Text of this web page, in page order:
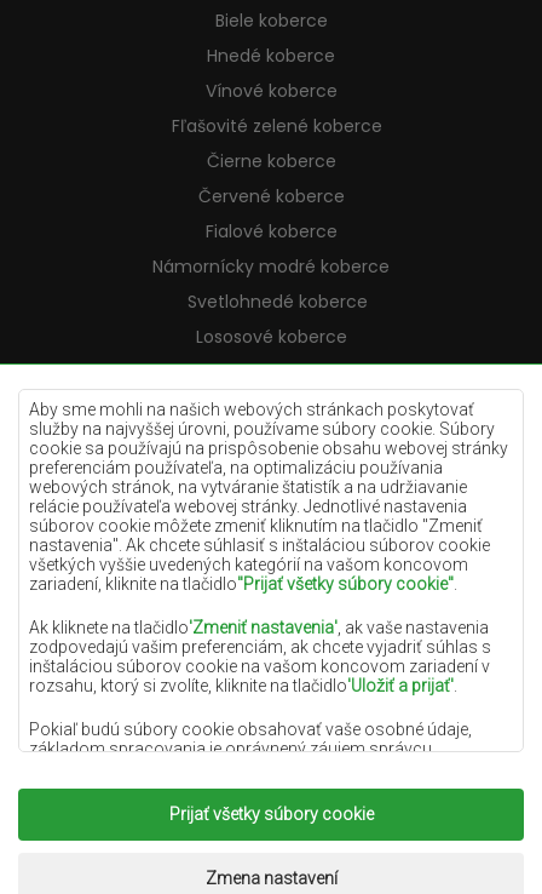
Aby sme mohli na našich webových stránkach poskytovať
služby na najvyššej úrovni, používame súbory cookie. Súbory
cookie sa používajú na prispôsobenie obsahu webovej stránky
preferenciám používateľa, na optimalizáciu používania
webových stránok, na vytváranie štatistík a na udržiavanie
relácie používateľa webovej stránky. Jednotlivé nastavenia
súborov cookie môžete zmeniť kliknutím na tlačidlo "Zmeniť
nastavenia". Ak chcete súhlasiť s inštaláciou súborov cookie
všetkých vyššie uvedených kategórií na vašom koncovom
zariadení, kliknite na tlačidlo"Prijať všetky súbory cookie"
Ak kliknete na tlačidlo'Zmeniť nastavenia' , ak vaše nastavenia
zodpovedajú vašim preferenciám, ak chcete vyjadriť súhlas s
inštaláciou súborov cookie na vašom koncovom zariadení v
rozsahu, ktorý si zvolíte, kliknite na tlačidlo'Uložiť a prijať'
Pokiaľ budú súbory cookie obsahovať vaše osobné údaje,
základom spracovania je oprávnený záujem správcu
podobe poskytovania vysokokvalitných služieb na našej
webovej stránke a marketingových aktivít správcu osobných
údajov a jeho dôveryhodných partnerov.
Viac informácií o súboroch cookie a spracovaní osobných
Prijať všetky súbory cookie
Zmena nastavení
Biele koberce
Hnedé koberce
Vínové koberce
Fľašovité zelené koberce
Čierne koberce
Červené koberce
Fialové koberce
Námornícky modré koberce
Svetlohnedé koberce
Lososové koberce
Krémové koberce
Lilac koberce
Žlté koberce
Mätové koberce
Modré koberce
Oranžové koberce
Ružové koberce
Šedé koberce
Terakotové koberce
Zelené koberce
Zlaté koberce
Copyright 2022Koberce Chemex.Všetky práva
Realizácia:www.dimax.pl